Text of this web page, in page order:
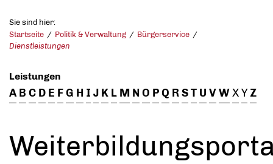
Sie sind hier:
Startseite
Politik & Verwaltung
Bürgerservice
Dienstleistungen
Leistungen
A B C D E FG H I J K L M NO PQ RST U VWXYZ